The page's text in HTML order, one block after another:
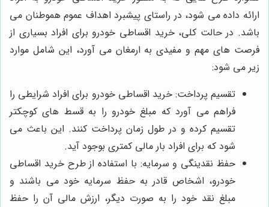
ارائه داده می شود، در راستای پیشبرد اهداف عموم هموطنان می
باشد. در حالت کلی، خرید اقساطی خودرو برای افراد بسیاری از
فرصت ‌های مهم و مفیدی به ارمغان می ‌آورد، این شامل موارد
زیر می شود:
تقسیم پرداخت: خرید اقساطی خودرو برای افراد شرایطی را
فراهم می آورد که مبلغ خودرو را به قسط های کوچکتر
تقسیم کرده و در طول زمان پرداخت کنند. این باعث می
شود که برای افراد بار مالی کمتری بوجود آید.
حفظ نقدینگی و سرمایه: با استفاده از طرح خرید اقساطی
خودرو، اشخاص قادر به حفظ سرمایه خود می ‌باشند و
مبلغ نقد خود را به صورت دیگر، ارزش مالی آن را حفظ